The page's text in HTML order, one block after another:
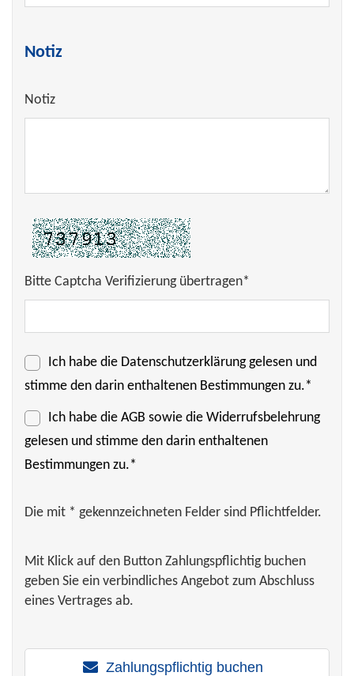
Notiz
Notiz
Bitte Captcha Verifizierung übertragen*
Ich habe die Datenschutzerklärunggelesen und
stimme den darin enthaltenen Bestimmungen zu.*
Ich habe die AGB sowie die Widerrufsbelehrung
gelesen und stimme den darin enthaltenen
Bestimmungen zu.*
Die mit * gekennzeichneten Felder sind Pflichtfelder.
Mit Klick auf den Button Zahlungspflichtig buchen
geben Sie ein verbindliches Angebot zum Abschluss
eines Vertrages ab.
Zahlungspflichtig buchen